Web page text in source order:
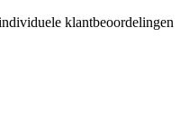
klantbeoordelingen